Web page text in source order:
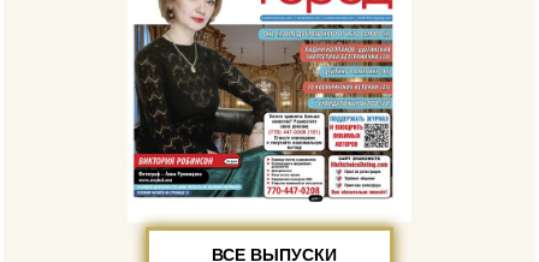
ВСЕ ВЫПУСКИ